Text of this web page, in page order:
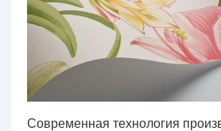
Современная технология